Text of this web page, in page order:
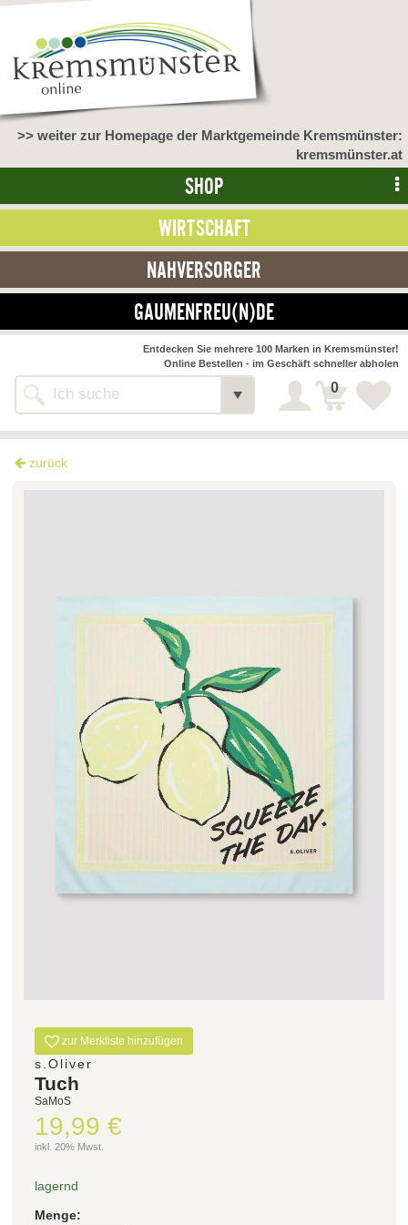
>> weiter zur Homepage der Marktgemeinde Kremsmünster:
kremsmünster.at
SHOP
WIRTSCHAFT
NAHVERSORGER
GAUMENFREU(N)DE
Alle Webseiten
Entdecken Sie mehrere 100 Marken in Kremsmünster!
Online Bestellen - im Geschäft schneller abholen
0
zurück
zur Merkliste hinzufügen
s.Oliver
Tuch
SaMoS
19,99 €
inkl. 20% Mwst.
lagernd
Menge: